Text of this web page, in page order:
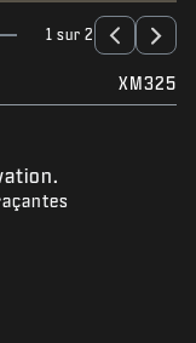
1 sur 2
XM325